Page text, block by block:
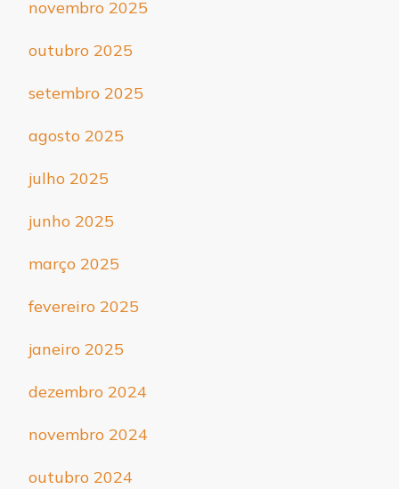
novembro 2025
outubro 2025
setembro 2025
agosto 2025
julho 2025
junho 2025
março 2025
fevereiro 2025
janeiro 2025
dezembro 2024
novembro 2024
outubro 2024